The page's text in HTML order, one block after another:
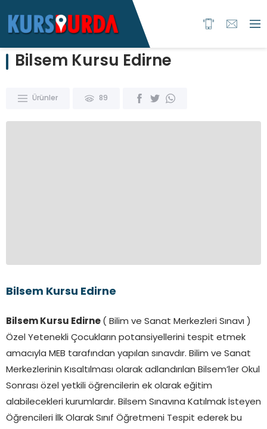
Bilsem Kursu Edirne
Ürünler 89
Bilsem Kursu Edirne
Bilsem Kursu Edirne ( Bilim ve Sanat Merkezleri Sınavı )
Özel Yetenekli Çocukların potansiyellerini tespit etmek
amacıyla MEB tarafından yapılan sınavdır. Bilim ve Sanat
Merkezlerinin Kısaltılması olarak adlandırılan Bilsem’ler Okul
Sonrası özel yetkili öğrencilerin ek olarak eğitim
alabilecekleri kurumlardır. Bilsem Sınavına Katılmak İsteyen
Öğrencileri İlk Olarak Sınıf Öğretmeni Tespit ederek bu